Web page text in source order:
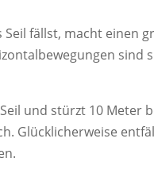
fällst, macht einen
sind
und stürzt 10 Meter
Glücklicherweise